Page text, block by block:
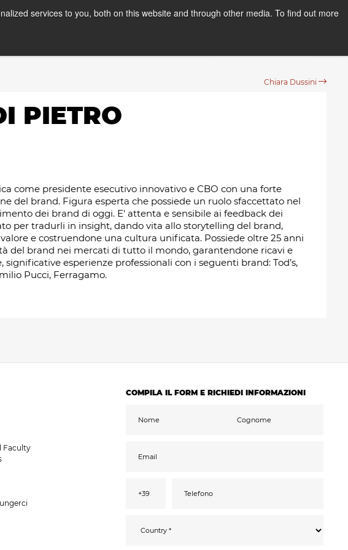
services to you, both on this website and through other media. To find out more
Chiara Dussini
PIETRO
come presidente esecutivo innovativo e CBO con una forte
del brand. Figura esperta che possiede un ruolo sfaccettato nel
dei brand di oggi. E' attenta e sensibile ai feedback dei
per tradurli in insight, dando vita allo storytelling del brand,
e costruendone una cultura unificata. Possiede oltre 25 anni
del brand nei mercati di tutto il mondo, garantendone ricavi e
esperienze professionali con i seguenti brand: Tod’s,
Pucci, Ferragamo.
Faculty
COMPILA IL FORM E RICHIEDI INFORMAZIONI